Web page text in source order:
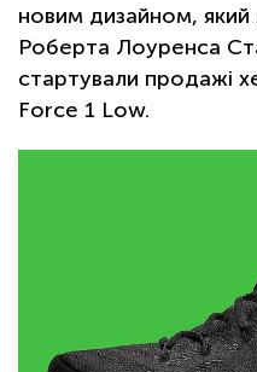
новим дизайном, який
Роберта Лоуренса
стартували продажі
Force 1 Low.